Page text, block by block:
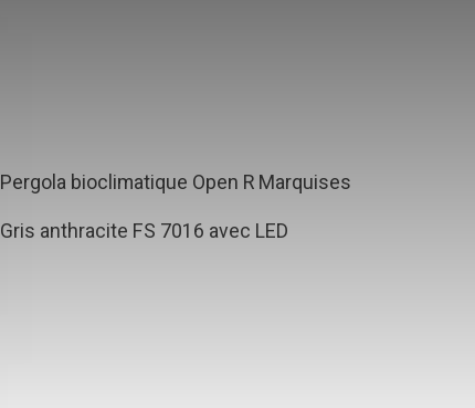
Pergola bioclimatique Open R Marquises
Gris anthracite FS 7016 avec LED